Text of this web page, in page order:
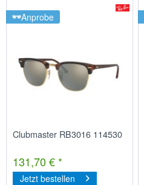
Anprobe
Clubmaster RB3016 114530
131,70 € *
Jetzt bestellen